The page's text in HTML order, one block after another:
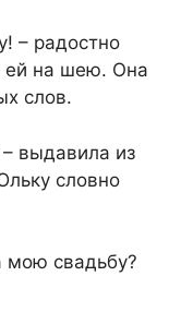
– радостно
ей на шею. Она
слов.
выдавила из
словно
свадьбу?